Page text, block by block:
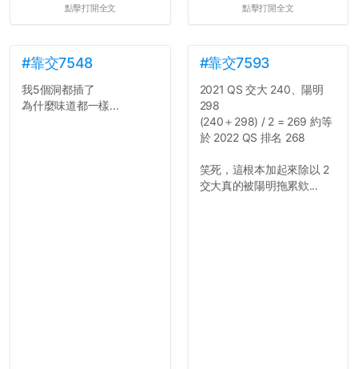
點擊打開全文 點擊打開全文
#靠交7548
我5個洞都插了
為什麼味道都一樣...
#靠交7593
2021 QS 交大 240、陽明
298
(240＋298) / 2 = 269 約等
於 2022 QS 排名 268
笑死，這根本加起來除以 2
交大真的被陽明拖累欸...